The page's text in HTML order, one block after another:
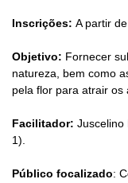
Inscrições: A partir de
Objetivo: Fornecer
natureza, bem como
pela flor para atrair os
Facilitador: Juscelino
1).
Público focalizado: